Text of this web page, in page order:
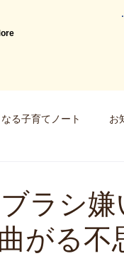
る子育てノート お
ラシ
がる不